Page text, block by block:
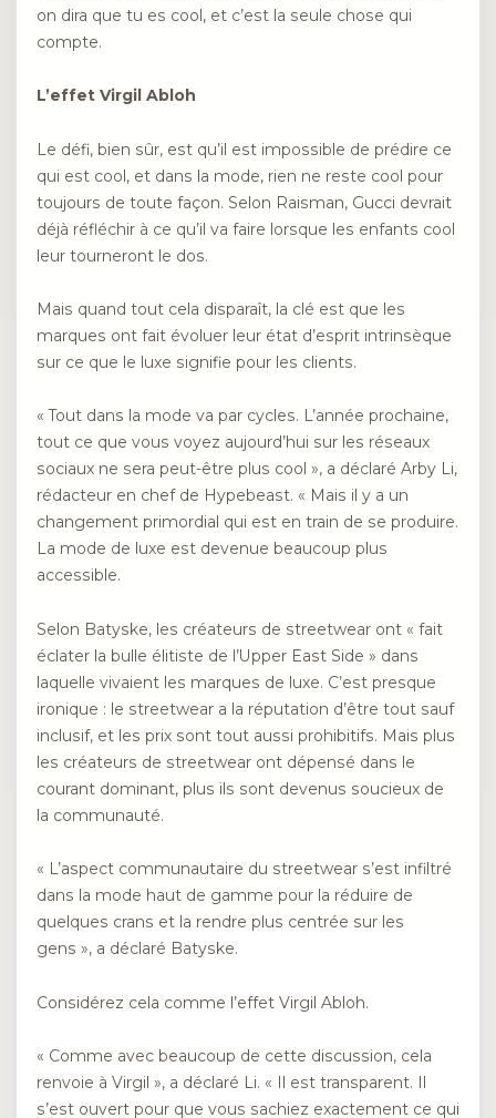
on dira que tu es cool, et c’est la seule chose qui
compte.
L’effet Virgil Abloh
Le défi, bien sûr, est qu’il est impossible de prédire ce
qui est cool, et dans la mode, rien ne reste cool pour
toujours de toute façon. Selon Raisman, Gucci devrait
déjà réfléchir à ce qu’il va faire lorsque les enfants cool
leur tourneront le dos.
Mais quand tout cela disparaît, la clé est que les
marques ont fait évoluer leur état d’esprit intrinsèque
sur ce que le luxe signifie pour les clients.
« Tout dans la mode va par cycles. L’année prochaine,
tout ce que vous voyez aujourd’hui sur les réseaux
sociaux ne sera peut-être plus cool », a déclaré Arby Li,
rédacteur en chef de Hypebeast. « Mais il y a un
changement primordial qui est en train de se produire.
La mode de luxe est devenue beaucoup plus
accessible.
Selon Batyske, les créateurs de streetwear ont « fait
éclater la bulle élitiste de l’Upper East Side » dans
laquelle vivaient les marques de luxe. C’est presque
ironique : le streetwear a la réputation d’être tout sauf
inclusif, et les prix sont tout aussi prohibitifs. Mais plus
les créateurs de streetwear ont dépensé dans le
courant dominant, plus ils sont devenus soucieux de
la communauté.
« L’aspect communautaire du streetwear s’est infiltré
dans la mode haut de gamme pour la réduire de
quelques crans et la rendre plus centrée sur les
gens », a déclaré Batyske.
Considérez cela comme l’effet Virgil Abloh.
« Comme avec beaucoup de cette discussion, cela
renvoie à Virgil », a déclaré Li. « Il est transparent. Il
s’est ouvert pour que vous sachiez exactement ce qui